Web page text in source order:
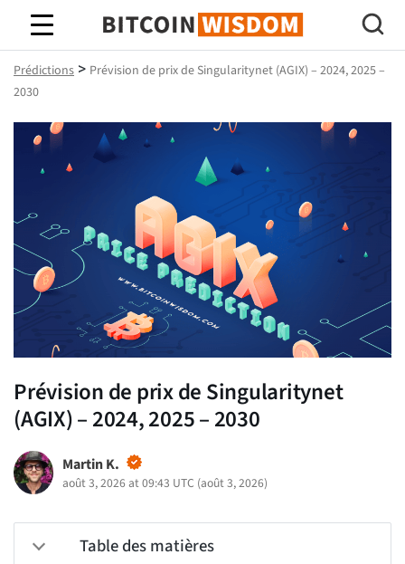
Bitcoin Sagesse
Prédictions > Prévision de prix de Singularitynet (AGIX) – 2024, 2025 –
2030
Prévision de prix de Singularitynet
(AGIX) – 2024, 2025 – 2030
Martin K.
août 3, 2026 at 09:43 UTC (août 3, 2026)
Table des matières